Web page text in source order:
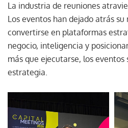
La industria de reuniones
Los eventos han dejado atrás
convertirse en plataformas
negocio, inteligencia y
más que ejecutarse, los eventos
estrategia.